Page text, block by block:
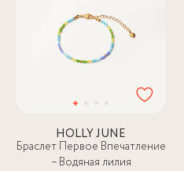
HOLLY JUNE
Браслет Первое Впечатление
– Водяная лилия